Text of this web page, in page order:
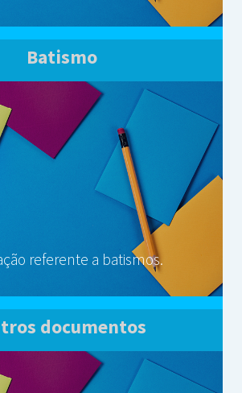
Batismo
referente a batismos.
documentos